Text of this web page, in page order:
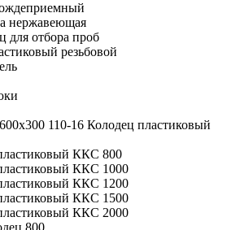
нержавеющая
для отбора проб
резьбовой
110-16 Колодец пластиковый
ККС 800
ККС 1000
ККС 1200
ККС 1500
ККС 2000
800